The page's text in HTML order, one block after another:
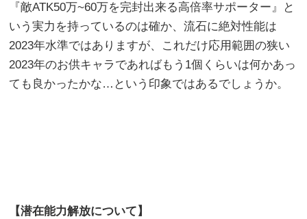
『敵ATK50万~60万を完封出来る高倍率サポーター』と
いう実力を持っているのは確か、流石に絶対性能は
2023年水準ではありますが、これだけ応用範囲の狭い
2023年のお供キャラであればもう1個くらいは何かあっ
ても良かったかな…という印象ではあるでしょうか。
【潜在能力解放について】